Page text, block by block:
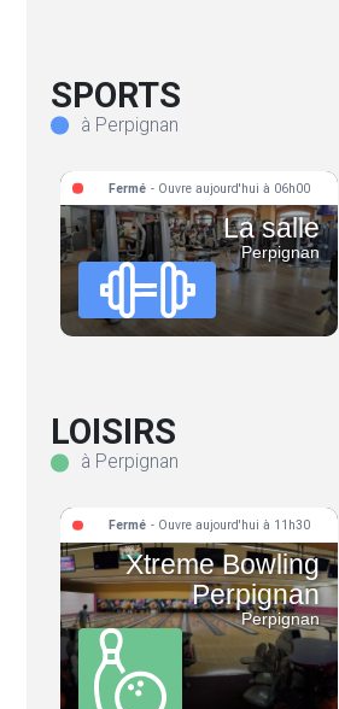
SPORTS
à Perpignan
La salle
Perpignan
Fermé - Ouvre aujourd'hui à 06h00
LOISIRS
à Perpignan
Xtreme Bowling
Perpignan
Perpignan
Fermé - Ouvre aujourd'hui à 11h30